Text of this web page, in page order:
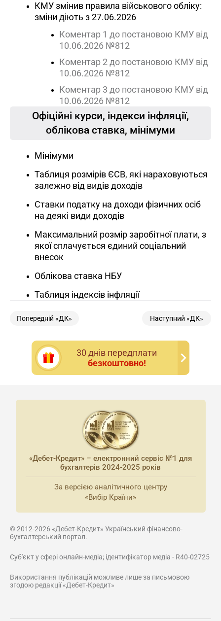
КМУ змінив правила військового обліку:
зміни діють з 27.06.2026
Коментар 1 до постановою КМУ від
10.06.2026 №812
Коментар 2 до постановою КМУ від
10.06.2026 №812
Коментар 3 до постановою КМУ від
10.06.2026 №812
Oфіційні курси, індекcи інфляції,
облікова ставка, мінімуми
Мінімуми
Таблиця розмірів ЄСВ, які нараховуються
залежно від видів доходів
Ставки податку на доходи фізичних осіб
на деякі види доходів
Максимальний розмір заробітної плати, з
якої сплачується єдиний соціальний
внесок
Облікова ставка НБУ
Таблиця індексів інфляції
Попередній «ДК» Наступний «ДК»
30 днiв передплати
безкоштовно!
«Дебет-Кредит» – електронний сервіс №1 для
бухгалтерів 2024-2025 років
За версією аналітичного центру
«Вибір Країни»
© 2012-2026 «Дебет-Кредит» Український фінансово-
бухгалтерський портал.
Суб'єкт у сфері онлайн-медіа; ідентифікатор медіа - R40-02725
Використання публікацій можливе лише за письмовою
згодою редакції «Дебет-Кредит»